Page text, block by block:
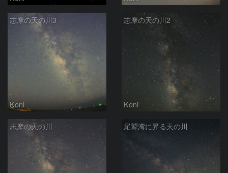
志摩の天の川3
Koni
志摩の天の川2
Koni
志摩の天の川 尾鷲湾に昇る天の川